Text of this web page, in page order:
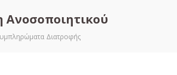
Ανοσοποιητικού
Διατροφής